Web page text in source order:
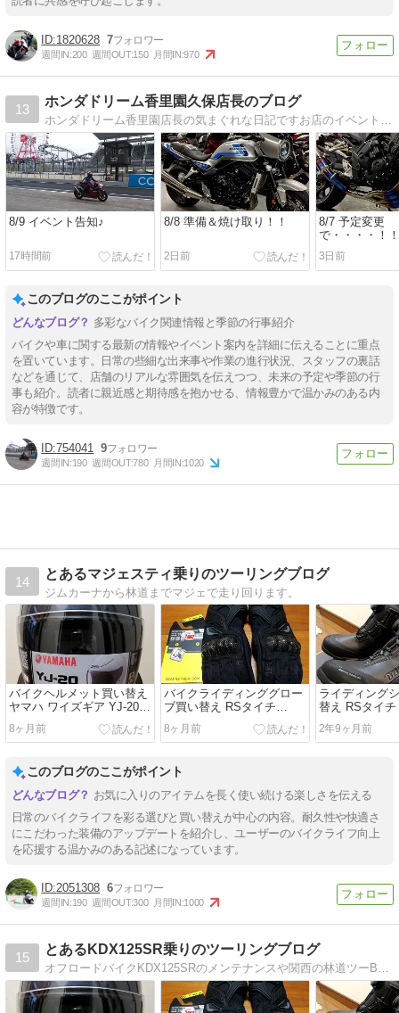
1820628 7
週間IN:200 週間OUT:150 月間IN:970
13
ホンダドリーム香里園久保店長のブログ
8/9 イベント告知♪
17時間前
8/8 準備＆焼け取り！！
2日前
8/7 予定変更
で・・・・！！
3日前
このブログのここがポイント
多彩なバイク関連情報と季節の行事紹介
バイクや車に関する最新の情報やイベント案内を詳細に伝えることに重点
を置いています。日常の些細な出来事や作業の進行状況、スタッフの裏話
などを通じて、店舗のリアルな雰囲気を伝えつつ、未来の予定や季節の行
事も紹介。読者に親近感と期待感を抱かせる、情報豊かで温かみのある内
容が特徴です。
754041 9
週間IN:190 週間OUT:780 月間IN:1020
14
とあるマジェスティ乗りのツーリングブログ
ジムカーナから林道までマジェで走り回ります。
バイクヘルメット買い替え
ヤマハ ワイズギア YJ-20
ゼニス
8ヶ月前
バイクライディンググロー
ブ買い替え RSタイチ
RST664カーボンウインタ
ーグローブ
8ヶ月前
ライディング
替え RSタイチ
DRYMASTER
ーズ
2年9ヶ月前
このブログのここがポイント
お気に入りのアイテムを長く使い続ける楽しさを伝える
日常のバイクライフを彩る選びと買い替えが中心の内容。耐久性や快適さ
にこだわった装備のアップデートを紹介し、ユーザーのバイクライフ向上
を応援する温かみのある記述になっています。
2051308 6
週間IN:190 週間OUT:300 月間IN:1000
15
とあるKDX125SR乗りのツーリングブログ
オフロードバイクKDX125SRのメンテナンスや関西の林道ツーB級グルメツーのブログです